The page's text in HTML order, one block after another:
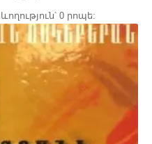
0 րոպե: